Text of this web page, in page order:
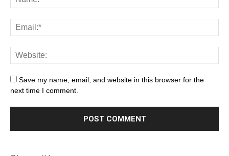
Save my name, email, and website in this browser for the
next time I comment.